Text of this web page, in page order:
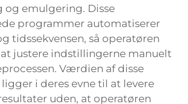
og emulgering. Disse
programmer automatiserer
tidssekvensen, så operatøren
justere indstillingerne manuelt
Værdien af disse
i deres evne til at levere
uden, at operatøren